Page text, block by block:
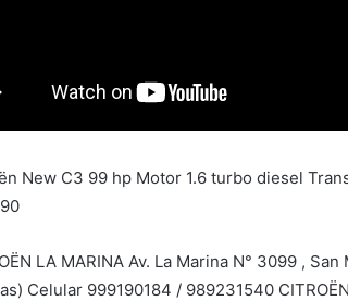
New C3 99 hp Motor 1.6 turbo diesel
LA MARINA Av. La Marina N° 3099 ,
Celular 999190184 / 989231540